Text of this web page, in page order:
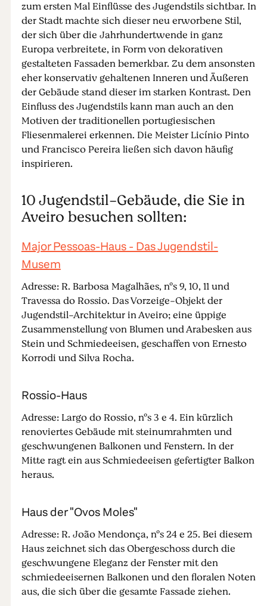
zum ersten Mal Einflüsse des Jugendstils sichtbar. In
der Stadt machte sich dieser neu erworbene Stil,
der sich über die Jahrhundertwende in ganz
Europa verbreitete, in Form von dekorativen
gestalteten Fassaden bemerkbar. Zu dem ansonsten
eher konservativ gehaltenen Inneren und Äußeren
der Gebäude stand dieser im starken Kontrast. Den
Einfluss des Jugendstils kann man auch an den
Motiven der traditionellen portugiesischen
Fliesenmalerei erkennen. Die Meister Licínio Pinto
und Francisco Pereira ließen sich davon häufig
inspirieren.
10 Jugendstil-Gebäude, die Sie in
Aveiro besuchen sollten:
Major Pessoas-Haus - Das Jugendstil-
Musem
Adresse: R. Barbosa Magalhães, nºs 9, 10, 11 und
Travessa do Rossio. Das Vorzeige-Objekt der
Jugendstil-Architektur in Aveiro; eine üppige
Zusammenstellung von Blumen und Arabesken aus
Stein und Schmiedeeisen, geschaffen von Ernesto
Korrodi und Silva Rocha.
Rossio-Haus
Adresse: Largo do Rossio, nºs 3 e 4. Ein kürzlich
renoviertes Gebäude mit steinumrahmten und
geschwungenen Balkonen und Fenstern. In der
Mitte ragt ein aus Schmiedeeisen gefertigter Balkon
heraus.
Haus der "Ovos Moles"
Adresse: R. João Mendonça, nºs 24 e 25. Bei diesem
Haus zeichnet sich das Obergeschoss durch die
geschwungene Eleganz der Fenster mit den
schmiedeeisernen Balkonen und den floralen Noten
aus, die sich über die gesamte Fassade ziehen.